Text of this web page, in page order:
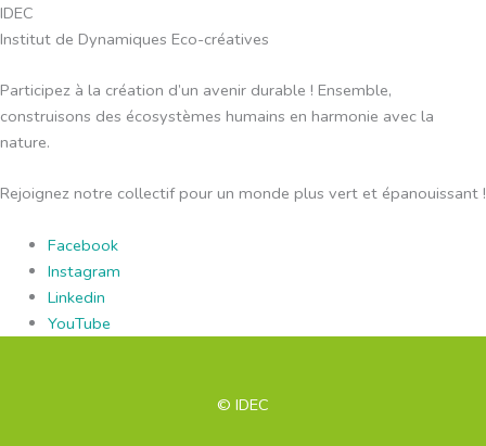
IDEC
Institut de Dynamiques Eco-créatives
Participez à la création d’un avenir durable ! Ensemble,
construisons des écosystèmes humains en harmonie avec la
nature.
Rejoignez notre collectif pour un monde plus vert et épanouissant !
Facebook
Instagram
Linkedin
YouTube
© IDEC